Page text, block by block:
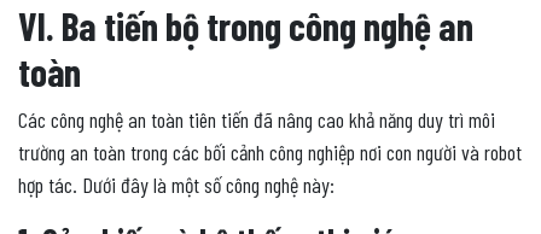
VI. Ba tiến bộ trong công nghệ an
toàn
Các công nghệ an toàn tiên tiến đã nâng cao khả năng duy trì môi
trường an toàn trong các bối cảnh công nghiệp nơi con người và robot
hợp tác. Dưới đây là một số công nghệ này: